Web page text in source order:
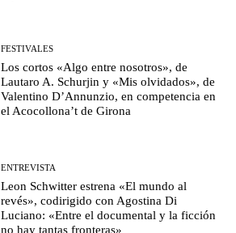
FESTIVALES
Los cortos «Algo entre nosotros», de
Lautaro A. Schurjin y «Mis olvidados», de
Valentino D’Annunzio, en competencia en
el Acocollona’t de Girona
ENTREVISTA
Leon Schwitter estrena «El mundo al
revés», codirigido con Agostina Di
Luciano: «Entre el documental y la ficción
no hay tantas fronteras»